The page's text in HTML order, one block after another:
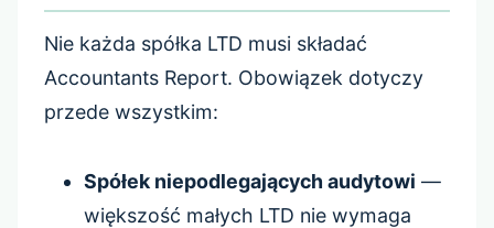
Nie każda spółka LTD musi składać
Accountants Report. Obowiązek dotyczy
przede wszystkim:
Spółek niepodlegających audytowi —
większość małych LTD nie wymaga